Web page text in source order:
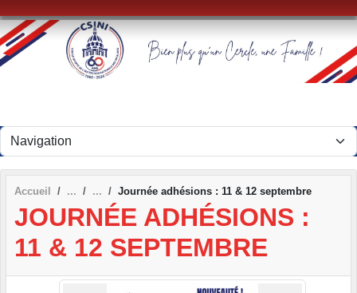
Accueil Journée adhésions : 11 & 12 septembre
JOURNÉE ADHÉSIONS :
11 & 12 SEPTEMBRE